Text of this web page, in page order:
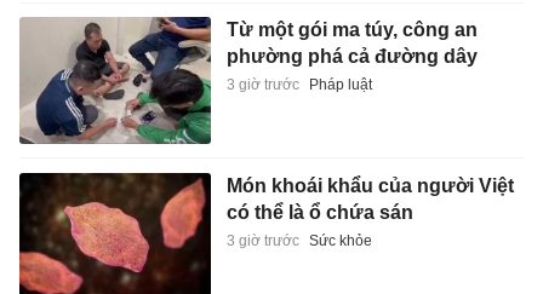
Từ một gói ma túy, công an
phường phá cả đường dây
3 giờ trước Pháp luật
Món khoái khẩu của người Việt
có thể là ổ chứa sán
3 giờ trước Sức khỏe